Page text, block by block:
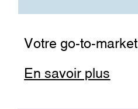
Votre go-to-market
En savoir plus